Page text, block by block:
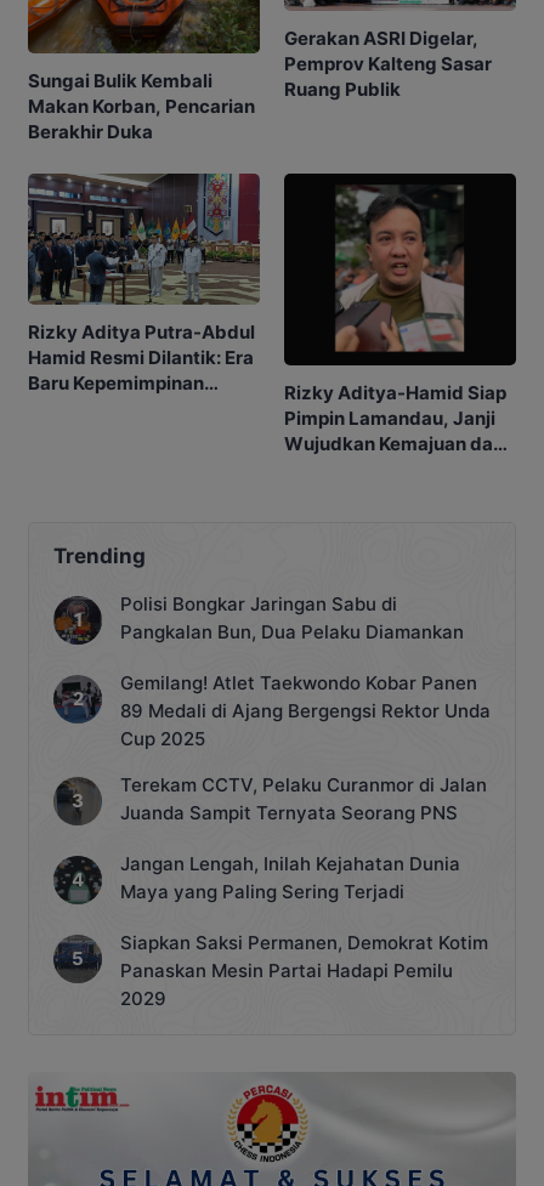
Sungai Bulik Kembali
Makan Korban, Pencarian
Berakhir Duka
Gerakan ASRI Digelar,
Pemprov Kalteng Sasar
Ruang Publik
Rizky Aditya Putra-Abdul
Hamid Resmi Dilantik: Era
Baru Kepemimpinan
Rizky Aditya-Hamid Siap
Pimpin Lamandau, Janji
Wujudkan Kemajuan dan
Trending
Polisi Bongkar Jaringan Sabu di
Pangkalan Bun, Dua Pelaku Diamankan
Gemilang! Atlet Taekwondo Kobar Panen
89 Medali di Ajang Bergengsi Rektor Unda
Cup 2025
Terekam CCTV, Pelaku Curanmor di Jalan
Juanda Sampit Ternyata Seorang PNS
Jangan Lengah, Inilah Kejahatan Dunia
Maya yang Paling Sering Terjadi
Siapkan Saksi Permanen, Demokrat Kotim
Panaskan Mesin Partai Hadapi Pemilu
2029